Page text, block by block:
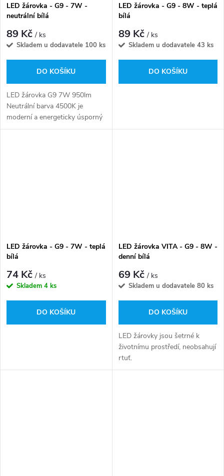
LED žárovka - G9 - 7W -
neutrální bílá
89 Kč/ ks
Skladem u dodavatele 100 ks
DO KOŠÍKU
LED žárovka G9 7W 950lm
Neutrální barva 4500K je
moderní a energeticky úsporný
zdroj světla.
LED žárovka - G9 - 8W - teplá
bílá
89 Kč/ ks
Skladem u dodavatele 43 ks
DO KOŠÍKU
LED žárovka - G9 - 7W - teplá
bílá
74 Kč/ ks
Skladem 4 ks
DO KOŠÍKU
LED žárovka VITA - G9 - 8W -
denní bílá
69 Kč/ ks
Skladem u dodavatele 80 ks
DO KOŠÍKU
LED žárovky jsou šetrné k
životnímu prostředí, neobsahují
rtuť.